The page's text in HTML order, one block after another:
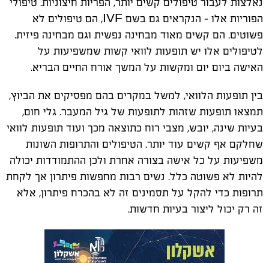
הפוריות אלו – הנקראים גם בשם IVF , הם טיפולים לא
פשוטים. הם קשים מאוד מבחינה נפשית וגם מבחינה פיזית.
לטיפולים אלו יש תופעות לוואי קשות שמשפיעות על
האישה ביום יום ומקשות על המשך אורח החיים הבריא.
בין תופעות הלוואי, למשל במקרים בהם מפסיקים את הביוץ,
תמצאו תופעות שזהות לתופעות של גיל המעבר. גלי חום,
בעיות שינה, יובש, מצבי רוח כתוצאה מכך ועוד תופעות לוואי
שחלקם אף קשים עוד יותר. הטיפולים והתרופות השונות
משפיעות על כל אישה בצורה אחרת ולכן ההתמודדות יכולה
להיות לא פשוטה כלל. נשים רבות מחפשות פיתרון אך לקחת
תרופות כדי להקל על תסמינים זה לא בהכרח פיתרון, אלא
זה רק יכול ליצור בעיות חדשות.